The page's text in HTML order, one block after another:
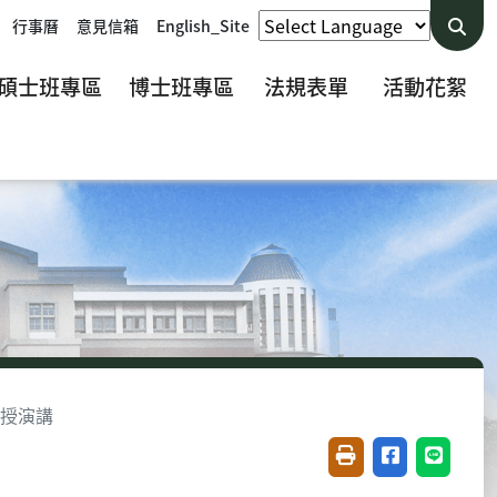
行事曆 意見信箱 English_Site
士班專區 博士班專區 法規表單 活動花絮
演講
友善列印(開新視窗)
分享至臉書(
分享至